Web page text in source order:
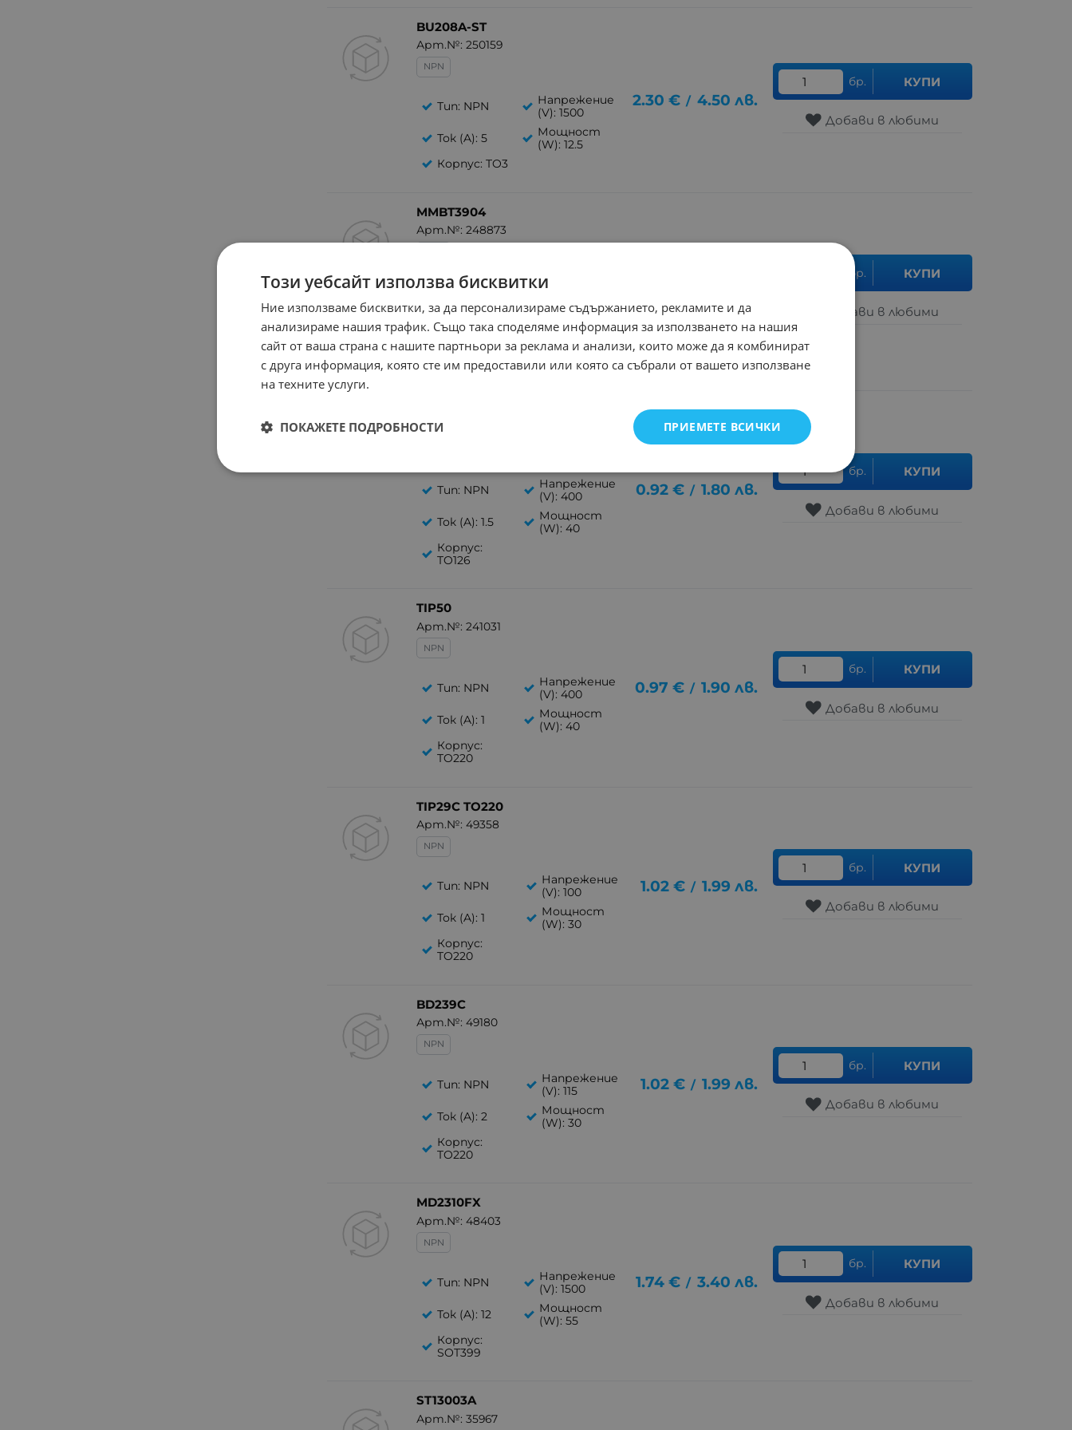
BU208A-ST
Арт.№: 250159
NPN
Тип: NPN
Напрежение
(V): 1500
Ток (A): 5
Мощност
(W): 12.5
Корпус: TO3
2.30 € / 4.50 лв.
бр. КУПИ
Добави в любими
MMBT3904
Арт.№: 248873
Тип: NPN
Напрежение
Ток (A): 0.5
Мощност
(W): 0.5
Корпус:
SOT23
бр. КУПИ
Добави в любими
Арт.№: 246715
Тип: NPN
Напрежение
(V): 400
Ток (A): 1.5
Мощност
(W): 40
Корпус:
TO126
0.92 € / 1.80 лв.
бр. КУПИ
Добави в любими
TIP50
Арт.№: 241031
NPN
Тип: NPN
Напрежение
(V): 400
Ток (A): 1
Мощност
(W): 40
Корпус:
TO220
0.97 € / 1.90 лв.
бр. КУПИ
Добави в любими
TIP29C TO220
Арт.№: 49358
NPN
Тип: NPN
Напрежение
(V): 100
Ток (A): 1
Мощност
(W): 30
Корпус:
TO220
1.02 € / 1.99 лв.
бр. КУПИ
Добави в любими
BD239C
Арт.№: 49180
NPN
Тип: NPN
Напрежение
(V): 115
Ток (A): 2
Мощност
(W): 30
Корпус:
TO220
1.02 € / 1.99 лв.
бр. КУПИ
Добави в любими
MD2310FX
Арт.№: 48403
NPN
Тип: NPN
Напрежение
(V): 1500
Ток (A): 12
Мощност
(W): 55
Корпус:
SOT399
1.74 € / 3.40 лв.
бр. КУПИ
Добави в любими
ST13003A
Арт.№: 35967
Този уебсайт използва бисквитки
Ние използваме бисквитки, за да персонализираме съдържанието, рекламите и да
анализираме нашия трафик. Също така споделяме информация за използването на нашия
сайт от ваша страна с нашите партньори за реклама и анализи, които може да я комбинират
с друга информация, която сте им предоставили или която са събрали от вашето използване
на техните услуги.
ПРИЕМЕТЕ ВСИЧКИ
ПОКАЖЕТЕ ПОДРОБНОСТИ